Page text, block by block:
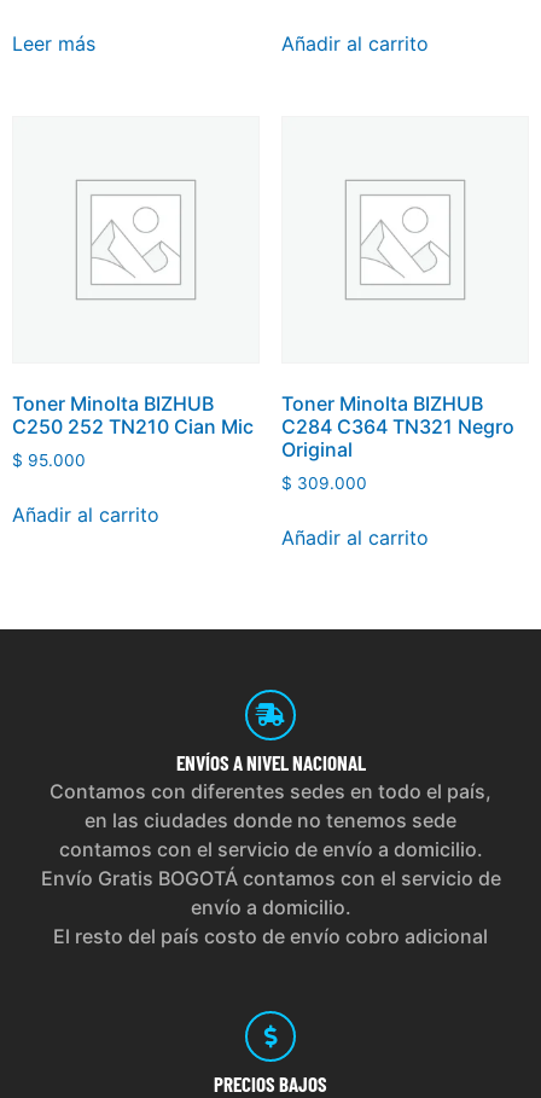
Leer más Añadir al carrito
Toner Minolta BIZHUB
C250 252 TN210 Cian Mic
$ 95.000
Añadir al carrito
Toner Minolta BIZHUB
C284 C364 TN321 Negro
Original
$ 309.000
Añadir al carrito
ENVÍOS A NIVEL NACIONAL
Contamos con diferentes sedes en todo el país,
en las ciudades donde no tenemos sede
contamos con el servicio de envío a domicilio.
Envío Gratis BOGOTÁ contamos con el servicio de
envío a domicilio.
El resto del país costo de envío cobro adicional
PRECIOS BAJOS